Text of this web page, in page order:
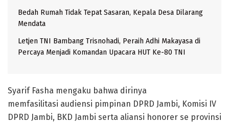
Bedah Rumah Tidak Tepat Sasaran, Kepala Desa Dilarang
Mendata
Letjen TNI Bambang Trisnohadi, Peraih Adhi Makayasa di
Percaya Menjadi Komandan Upacara HUT Ke-80 TNI
Syarif Fasha mengaku bahwa dirinya
memfasilitasi audiensi pimpinan DPRD Jambi, Komisi IV
DPRD Jambi, BKD Jambi serta aliansi honorer se provinsi